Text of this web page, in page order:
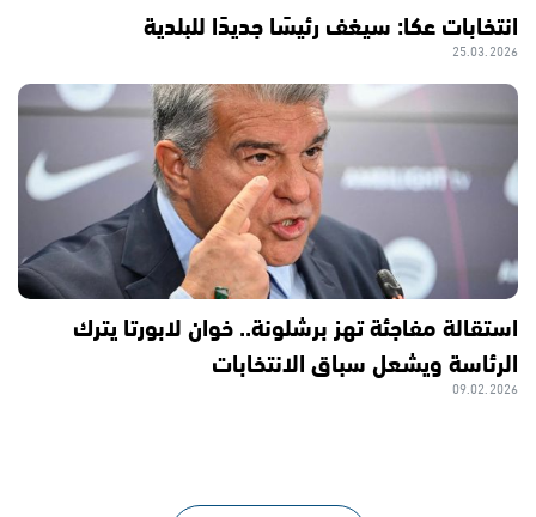
انتخابات عكا: سيغف رئيسًا جديدًا للبلدية
25.03.2026
استقالة مفاجئة تهز برشلونة.. خوان لابورتا يترك
الرئاسة ويشعل سباق الانتخابات
09.02.2026